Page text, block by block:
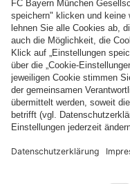
Basketball Frauen Handball
Impressum Datenschutz